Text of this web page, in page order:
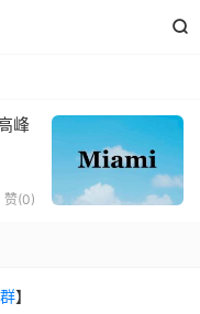

峰
赞(0)
】